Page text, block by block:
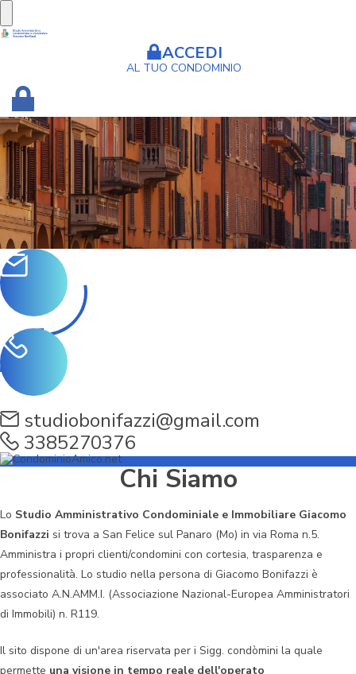
ACCEDI
AL TUO CONDOMINIO
studiobonifazzi@gmail.com
3385270376
Chi Siamo
Lo Studio Amministrativo Condominiale e Immobiliare Giacomo
Bonifazzi si trova a San Felice sul Panaro (Mo) in via Roma n.5.
Amministra i propri clienti/condomini con cortesia, trasparenza e
professionalità. Lo studio nella persona di Giacomo Bonifazzi è
associato A.N.AMM.I. (Associazione Nazional-Europea Amministratori
di Immobili) n. R119.
Il sito dispone di un'area riservata per i Sigg. condòmini la quale
permette una visione in tempo reale dell'operato